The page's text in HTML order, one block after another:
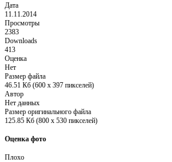
Дата
11.11.2014
Просмотры
2383
Downloads
413
Оценка
Нет
Размер файла
46.51 Кб (600 x 397 пикселей)
Автор
Нет данных
Размер оригинального файла
125.85 Кб (800 x 530 пикселей)
Оценка фото
Плохо